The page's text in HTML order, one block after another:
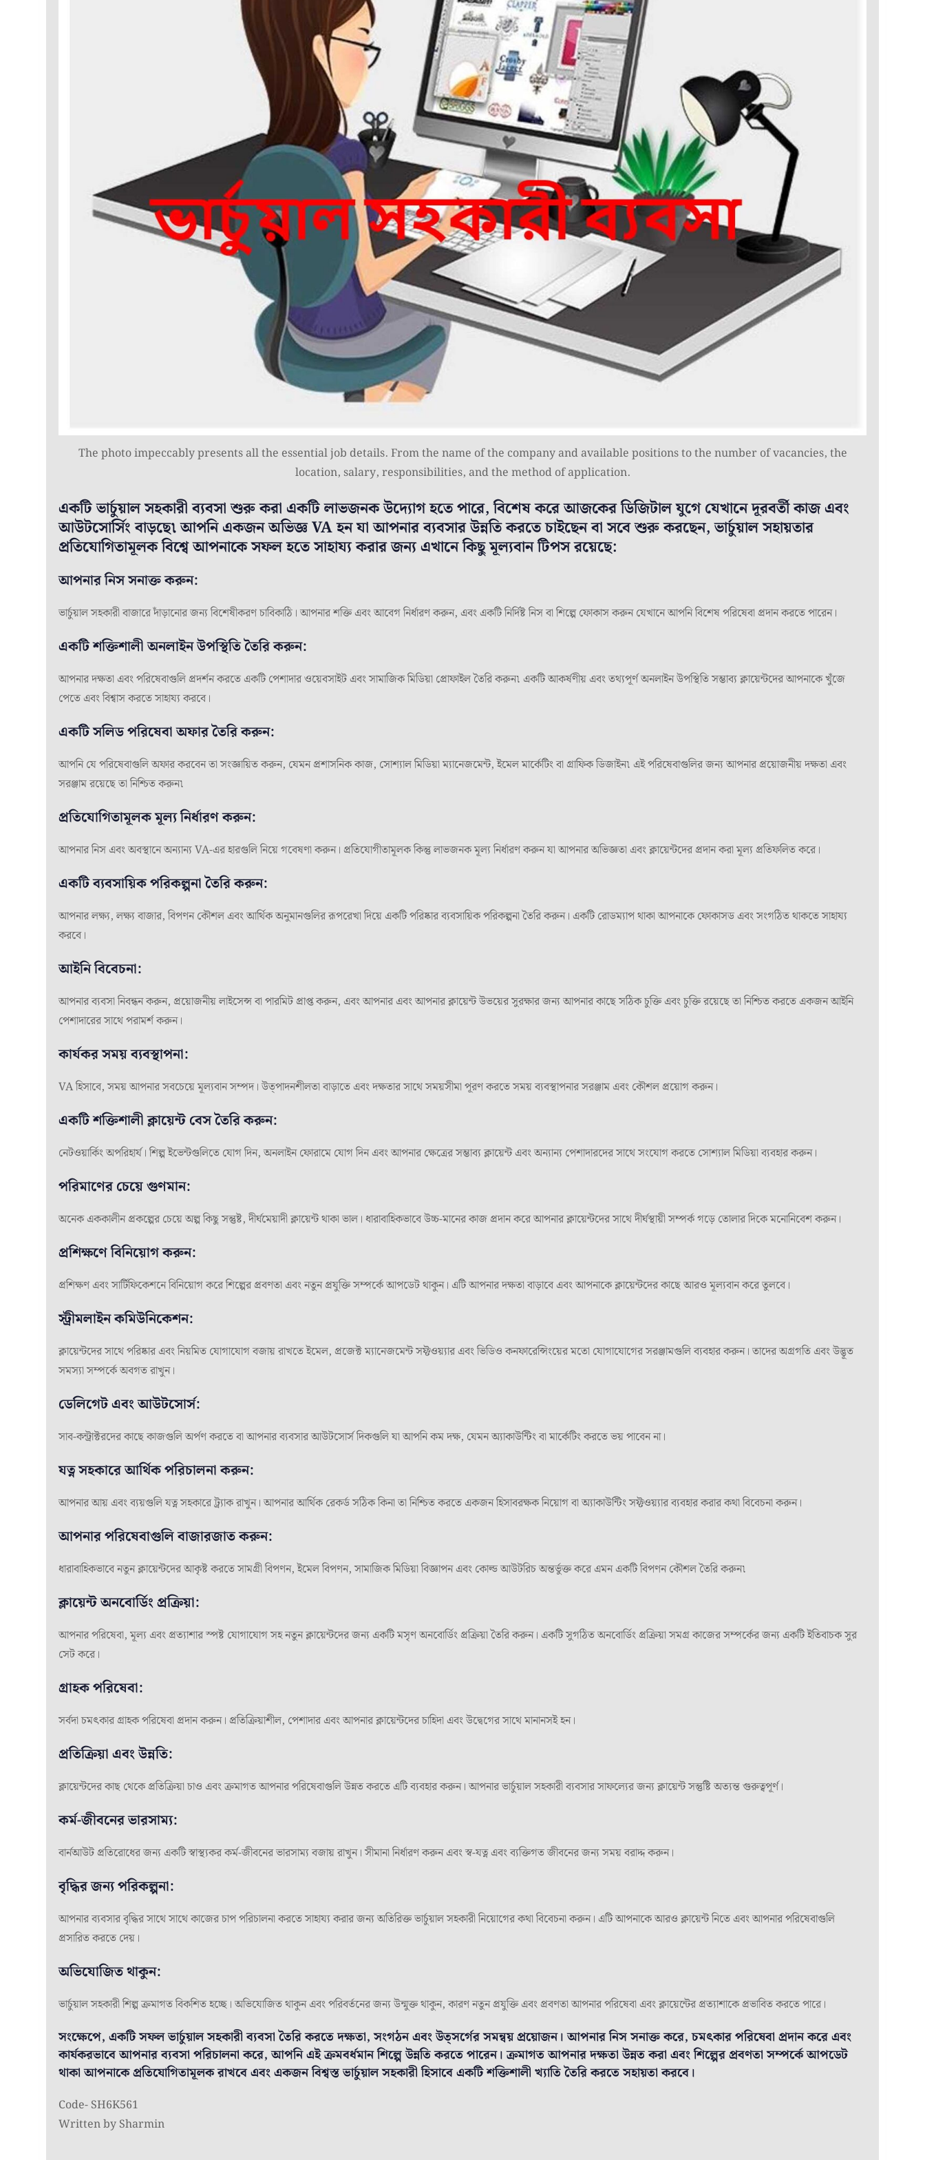
The photo impeccably presents all the essential job details. From the name of the company and available positions to the number of vacancies, the
location, salary, responsibilities, and the method of application.
একটি ভার্চুয়াল সহকারী ব্যবসা শুরু করা একটি লাভজনক উদ্যোগ হতে পারে, বিশেষ করে আজকের ডিজিটাল যুগে যেখানে দূরবর্তী কাজ এবং
আউটসোর্সিং বাড়ছে৷ আপনি একজন অভিজ্ঞ VA হন যা আপনার ব্যবসার উন্নতি করতে চাইছেন বা সবে শুরু করছেন, ভার্চুয়াল সহায়তার
প্রতিযোগিতামূলক বিশ্বে আপনাকে সফল হতে সাহায্য করার জন্য এখানে কিছু মূল্যবান টিপস রয়েছে:
আপনার নিস সনাক্ত করুন:
ভার্চুয়াল সহকারী বাজারে দাঁড়ানোর জন্য বিশেষীকরণ চাবিকাঠি। আপনার শক্তি এবং আবেগ নির্ধারণ করুন, এবং একটি নির্দিষ্ট নিস বা শিল্পে ফোকাস করুন যেখানে আপনি বিশেষ পরিষেবা প্রদান করতে পারেন।
একটি শক্তিশালী অনলাইন উপস্থিতি তৈরি করুন:
আপনার দক্ষতা এবং পরিষেবাগুলি প্রদর্শন করতে একটি পেশাদার ওয়েবসাইট এবং সামাজিক মিডিয়া প্রোফাইল তৈরি করুন৷ একটি আকর্ষণীয় এবং তথ্যপূর্ণ অনলাইন উপস্থিতি সম্ভাব্য ক্লায়েন্টদের আপনাকে খুঁজে
পেতে এবং বিশ্বাস করতে সাহায্য করবে।
একটি সলিড পরিষেবা অফার তৈরি করুন:
আপনি যে পরিষেবাগুলি অফার করবেন তা সংজ্ঞায়িত করুন, যেমন প্রশাসনিক কাজ, সোশ্যাল মিডিয়া ম্যানেজমেন্ট, ইমেল মার্কেটিং বা গ্রাফিক ডিজাইন৷ এই পরিষেবাগুলির জন্য আপনার প্রয়োজনীয় দক্ষতা এবং
সরঞ্জাম রয়েছে তা নিশ্চিত করুন৷
প্রতিযোগিতামূলক মূল্য নির্ধারণ করুন:
আপনার নিস এবং অবস্থানে অন্যান্য VA-এর হারগুলি নিয়ে গবেষণা করুন। প্রতিযোগীতামূলক কিন্তু লাভজনক মূল্য নির্ধারণ করুন যা আপনার অভিজ্ঞতা এবং ক্লায়েন্টদের প্রদান করা মূল্য প্রতিফলিত করে।
একটি ব্যবসায়িক পরিকল্পনা তৈরি করুন:
আপনার লক্ষ্য, লক্ষ্য বাজার, বিপণন কৌশল এবং আর্থিক অনুমানগুলির রূপরেখা দিয়ে একটি পরিষ্কার ব্যবসায়িক পরিকল্পনা তৈরি করুন। একটি রোডম্যাপ থাকা আপনাকে ফোকাসড এবং সংগঠিত থাকতে সাহায্য
করবে।
আইনি বিবেচনা:
আপনার ব্যবসা নিবন্ধন করুন, প্রয়োজনীয় লাইসেন্স বা পারমিট প্রাপ্ত করুন, এবং আপনার এবং আপনার ক্লায়েন্ট উভয়ের সুরক্ষার জন্য আপনার কাছে সঠিক চুক্তি এবং চুক্তি রয়েছে তা নিশ্চিত করতে একজন আইনি
পেশাদারের সাথে পরামর্শ করুন।
কার্যকর সময় ব্যবস্থাপনা:
VA হিসাবে, সময় আপনার সবচেয়ে মূল্যবান সম্পদ। উত্পাদনশীলতা বাড়াতে এবং দক্ষতার সাথে সময়সীমা পূরণ করতে সময় ব্যবস্থাপনার সরঞ্জাম এবং কৌশল প্রয়োগ করুন।
একটি শক্তিশালী ক্লায়েন্ট বেস তৈরি করুন:
নেটওয়ার্কিং অপরিহার্য। শিল্প ইভেন্টগুলিতে যোগ দিন, অনলাইন ফোরামে যোগ দিন এবং আপনার ক্ষেত্রের সম্ভাব্য ক্লায়েন্ট এবং অন্যান্য পেশাদারদের সাথে সংযোগ করতে সোশ্যাল মিডিয়া ব্যবহার করুন।
পরিমাণের চেয়ে গুণমান:
অনেক এককালীন প্রকল্পের চেয়ে অল্প কিছু সন্তুষ্ট, দীর্ঘমেয়াদী ক্লায়েন্ট থাকা ভাল। ধারাবাহিকভাবে উচ্চ-মানের কাজ প্রদান করে আপনার ক্লায়েন্টদের সাথে দীর্ঘস্থায়ী সম্পর্ক গড়ে তোলার দিকে মনোনিবেশ করুন।
প্রশিক্ষণে বিনিয়োগ করুন:
প্রশিক্ষণ এবং সার্টিফিকেশনে বিনিয়োগ করে শিল্পের প্রবণতা এবং নতুন প্রযুক্তি সম্পর্কে আপডেট থাকুন। এটি আপনার দক্ষতা বাড়াবে এবং আপনাকে ক্লায়েন্টদের কাছে আরও মূল্যবান করে তুলবে।
স্ট্রীমলাইন কমিউনিকেশন:
ক্লায়েন্টদের সাথে পরিষ্কার এবং নিয়মিত যোগাযোগ বজায় রাখতে ইমেল, প্রজেক্ট ম্যানেজমেন্ট সফ্টওয়্যার এবং ভিডিও কনফারেন্সিংয়ের মতো যোগাযোগের সরঞ্জামগুলি ব্যবহার করুন। তাদের অগ্রগতি এবং উদ্ভূত
সমস্যা সম্পর্কে অবগত রাখুন।
ডেলিগেট এবং আউটসোর্স:
সাব-কন্ট্রাক্টরদের কাছে কাজগুলি অর্পণ করতে বা আপনার ব্যবসার আউটসোর্স দিকগুলি যা আপনি কম দক্ষ, যেমন অ্যাকাউন্টিং বা মার্কেটিং করতে ভয় পাবেন না।
যত্ন সহকারে আর্থিক পরিচালনা করুন:
আপনার আয় এবং ব্যয়গুলি যত্ন সহকারে ট্র্যাক রাখুন। আপনার আর্থিক রেকর্ড সঠিক কিনা তা নিশ্চিত করতে একজন হিসাবরক্ষক নিয়োগ বা অ্যাকাউন্টিং সফ্টওয়্যার ব্যবহার করার কথা বিবেচনা করুন।
আপনার পরিষেবাগুলি বাজারজাত করুন:
ধারাবাহিকভাবে নতুন ক্লায়েন্টদের আকৃষ্ট করতে সামগ্রী বিপণন, ইমেল বিপণন, সামাজিক মিডিয়া বিজ্ঞাপন এবং কোল্ড আউটরিচ অন্তর্ভুক্ত করে এমন একটি বিপণন কৌশল তৈরি করুন৷
ক্লায়েন্ট অনবোর্ডিং প্রক্রিয়া:
আপনার পরিষেবা, মূল্য এবং প্রত্যাশার স্পষ্ট যোগাযোগ সহ নতুন ক্লায়েন্টদের জন্য একটি মসৃণ অনবোর্ডিং প্রক্রিয়া তৈরি করুন। একটি সুগঠিত অনবোর্ডিং প্রক্রিয়া সমগ্র কাজের সম্পর্কের জন্য একটি ইতিবাচক সুর
সেট করে।
গ্রাহক পরিষেবা:
সর্বদা চমৎকার গ্রাহক পরিষেবা প্রদান করুন। প্রতিক্রিয়াশীল, পেশাদার এবং আপনার ক্লায়েন্টদের চাহিদা এবং উদ্বেগের সাথে মানানসই হন।
প্রতিক্রিয়া এবং উন্নতি:
ক্লায়েন্টদের কাছ থেকে প্রতিক্রিয়া চাও এবং ক্রমাগত আপনার পরিষেবাগুলি উন্নত করতে এটি ব্যবহার করুন। আপনার ভার্চুয়াল সহকারী ব্যবসার সাফল্যের জন্য ক্লায়েন্ট সন্তুষ্টি অত্যন্ত গুরুত্বপূর্ণ।
কর্ম-জীবনের ভারসাম্য:
বার্নআউট প্রতিরোধের জন্য একটি স্বাস্থ্যকর কর্ম-জীবনের ভারসাম্য বজায় রাখুন। সীমানা নির্ধারণ করুন এবং স্ব-যত্ন এবং ব্যক্তিগত জীবনের জন্য সময় বরাদ্দ করুন।
বৃদ্ধির জন্য পরিকল্পনা:
আপনার ব্যবসার বৃদ্ধির সাথে সাথে কাজের চাপ পরিচালনা করতে সাহায্য করার জন্য অতিরিক্ত ভার্চুয়াল সহকারী নিয়োগের কথা বিবেচনা করুন। এটি আপনাকে আরও ক্লায়েন্ট নিতে এবং আপনার পরিষেবাগুলি
প্রসারিত করতে দেয়।
অভিযোজিত থাকুন:
ভার্চুয়াল সহকারী শিল্প ক্রমাগত বিকশিত হচ্ছে। অভিযোজিত থাকুন এবং পরিবর্তনের জন্য উন্মুক্ত থাকুন, কারণ নতুন প্রযুক্তি এবং প্রবণতা আপনার পরিষেবা এবং ক্লায়েন্টের প্রত্যাশাকে প্রভাবিত করতে পারে।
সংক্ষেপে, একটি সফল ভার্চুয়াল সহকারী ব্যবসা তৈরি করতে দক্ষতা, সংগঠন এবং উত্সর্গের সমন্বয় প্রয়োজন। আপনার নিস সনাক্ত করে, চমৎকার পরিষেবা প্রদান করে এবং
কার্যকরভাবে আপনার ব্যবসা পরিচালনা করে, আপনি এই ক্রমবর্ধমান শিল্পে উন্নতি করতে পারেন। ক্রমাগত আপনার দক্ষতা উন্নত করা এবং শিল্পের প্রবণতা সম্পর্কে আপডেট
থাকা আপনাকে প্রতিযোগিতামূলক রাখবে এবং একজন বিশ্বস্ত ভার্চুয়াল সহকারী হিসাবে একটি শক্তিশালী খ্যাতি তৈরি করতে সহায়তা করবে।
Code- SH6K561
Written by Sharmin